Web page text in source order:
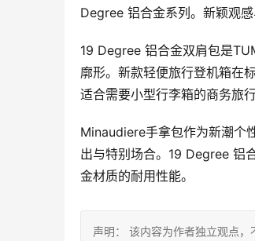
Degree 铝合金系列。新颖观
19 Degree 铝合金双肩包是
廓形。新款轻便旅行登机箱在
适合需要小型行李箱的商务旅行
Minaudiere手拿包作为新潮个
出与特别场合。19 Degree 铝
金材质的耐用性能。
声明： 该内容为作者独立观点，